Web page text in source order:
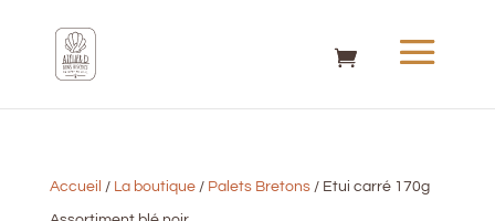
Accueil / La boutique/ Palets Bretons/ Etui carré 170g